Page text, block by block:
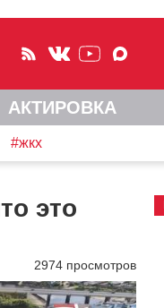
АКТИРОВКА
#жкх
это
2974 просмотров